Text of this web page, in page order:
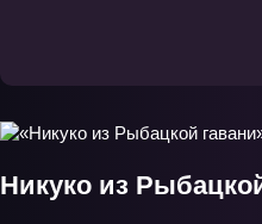
Никуко из